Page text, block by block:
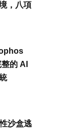
，八項
的 AI
沙盒逃